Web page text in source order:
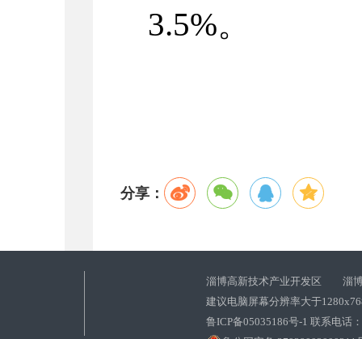
3.5%。
分享：
淄博高新技术产业开发区 淄博
建议电脑屏幕分辨率大于
鲁ICP备05035186号-1 联系电话